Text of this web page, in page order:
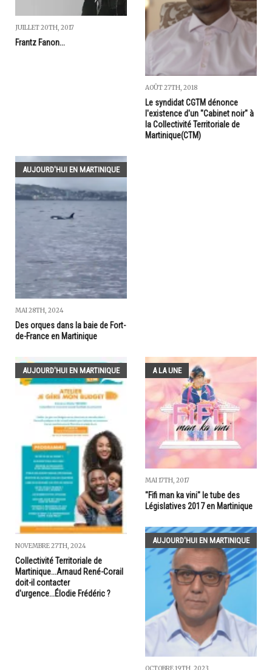
JUILLET 20TH, 2017
Frantz Fanon...
AOÛT 27TH, 2018
Le syndidat CGTM dénonce
l'existence d'un "Cabinet noir" à
la Collectivité Territoriale de
Martinique(CTM)
AUJOURD'HUI EN MARTINIQUE
MAI 28TH, 2024
Des orques dans la baie de Fort-
de-France en Martinique
AUJOURD'HUI EN MARTINIQUE
NOVEMBRE 27TH, 2024
Collectivité Territoriale de
Martinique...Arnaud René-Corail
doit-il contacter
d'urgence...Élodie Frédéric ?
A LA UNE
MAI 17TH, 2017
"Fifi man ka vini" le tube des
Législatives 2017 en Martinique
AUJOURD'HUI EN MARTINIQUE